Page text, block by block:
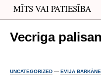
MĪTS VAI PATIESĪBA
Vecriga
UNCATEGORIZED — EVIJA BARKĀNE